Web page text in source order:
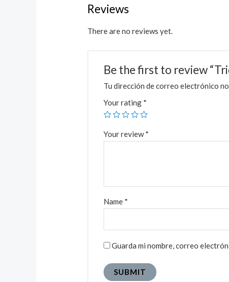
Reviews
There are no reviews yet.
Be the first to review
Tu dirección de correo electrónico
Your rating *
Your review*
Name *
Guarda mi nombre, correo